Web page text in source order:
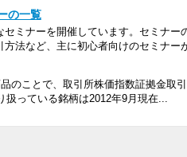
の一覧
ミナーを開催しています。セミナ
法など、主に初心者向けのセミナー
のことで、取引所株価指数証拠金取
っている銘柄は2012年9月現在...